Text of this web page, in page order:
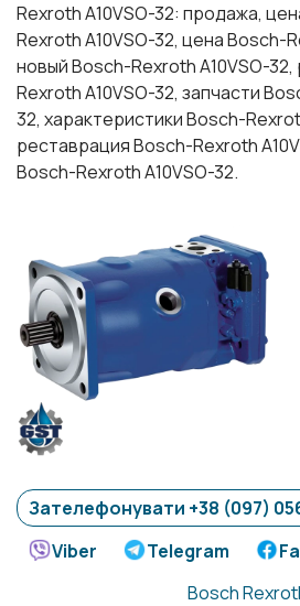
Rexroth A10VSO-32: продажа,
Rexroth A10VSO-32, цена Bosch-
новый Bosch-Rexroth A10VSO-
Rexroth A10VSO-32, запчасти
32, характеристики Bosch-
реставрация Bosch-Rexroth
Bosch-Rexroth A10VSO-32.
Зателефонувати +38 (097)
Viber
Telegram
Bosch